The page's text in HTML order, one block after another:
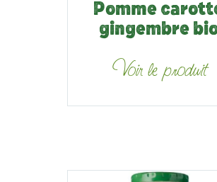
Pomme
gingembre
Voir le produit